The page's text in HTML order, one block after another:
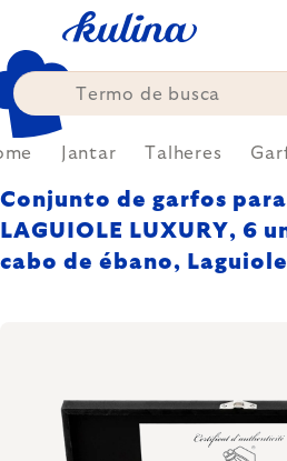
content
Jantar Talheres
Conjunto de garfos
LAGUIOLE LUXURY, 6
cabo de ébano, Laguiole